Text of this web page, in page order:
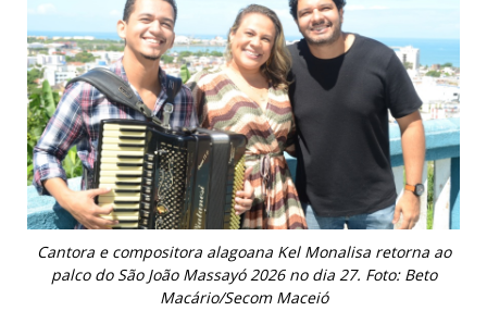
Cantora e compositora alagoana Kel Monalisa retorna ao
palco do São João Massayó 2026 no dia 27. Foto: Beto
Macário/Secom Maceió